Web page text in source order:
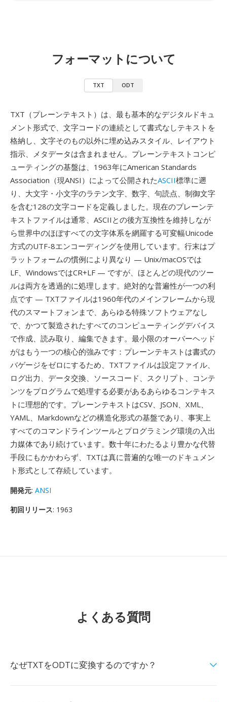
フォーマットについて
TXT ODT
TXT（プレーンテキスト）は、最も基本的なデジタルドキュ
メント形式で、文字コードの連続として書式なしテキストを
格納し、文字そのもの以外に埋め込みスタイル、レイアウト
指示、メタデータは含まれません。プレーンテキストコンピ
ューティングの基盤は、1963年にAmerican Standards
Association（現ANSI）によって公開されたASCII標準に遡
り、大文字・小文字のラテン文字、数字、句読点、制御文字
を含む128の文字コードを定義しました。現在のプレーンテ
キストファイルは通常、ASCIIとの後方互換性を維持しなが
ら世界中のほぼすべての文字体系を網羅する可変幅Unicode
方式のUTF-8エンコーディングを使用しています。行末はプ
ラットフォームの慣例により異なり — Unix/macOSでは
LF、WindowsではCR+LF — ですが、ほとんどの現代のツー
ルは両方を透過的に処理します。絶対的な普遍性が一つの利
点です — TXTファイルは1960年代のメインフレームから現
代のスマートフォンまで、あらゆる特殊ソフトウェアなし
で、かつて製造されたすべてのコンピューティングデバイス
で作成、読み取り、編集できます。最小限のオーバーヘッド
がはもう一つの核心的強みです：プレーンテキストは書式の
バゲージをゼロにするため、TXTファイルは設定ファイル、
ログ出力、データ交換、ソースコード、スクリプト、コンテ
ンツをプログラムで処理する必要があるあらゆるコンテキス
トに理想的です。プレーンテキストはCSV、JSON、XML、
YAML、Markdownなどの構造化形式の基盤であり、事実上
すべてのコマンドラインツールとプログラミング環境の入出
力媒体であり続けています。数十年にわたるより豊かな代替
手段にもかかわらず、TXTは真に普遍的な唯一のドキュメン
ト形式として存続しています。
開発元: ANSI
初回リリース: 1963
よくある質問
なぜTXTをODTに変換するのですか？